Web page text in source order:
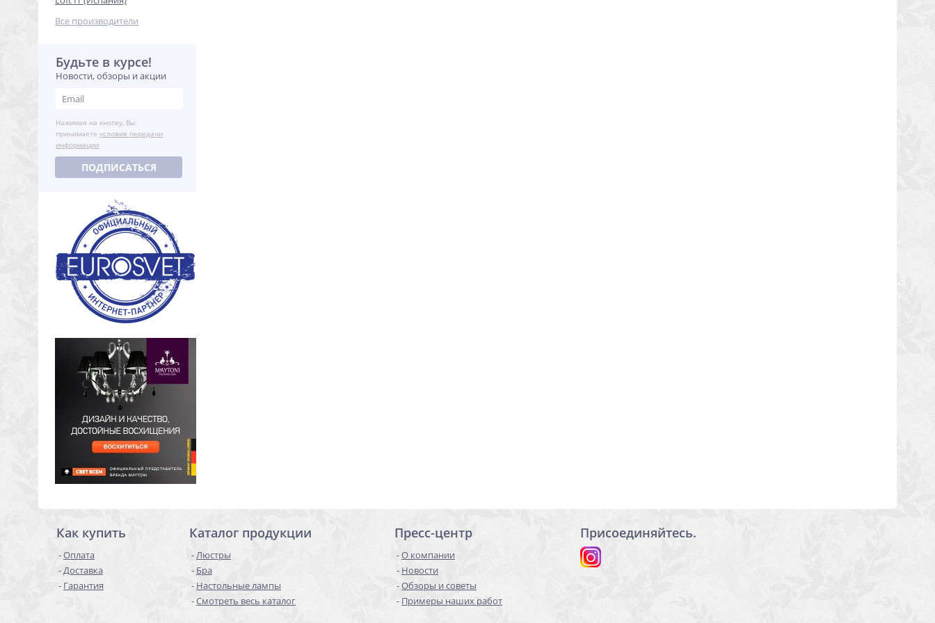
Все производители
Будьте в курсе!
Новости, обзоры и акции
Нажимая на кнопку, Вы
принимаете условия передачи
информации
ПОДПИСАТЬСЯ
Как купить
Оплата
Доставка
Гарантия
Каталог продукции
Люстры
Бра
Настольные лампы
Смотреть весь каталог
Пресс-центр
О компании
Новости
Обзоры и советы
Примеры наших работ
Присоединяйтесь.